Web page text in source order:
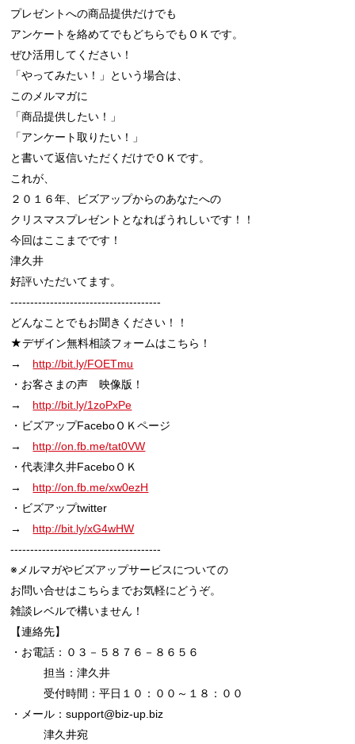
プレゼントへの商品提供だけでも
アンケートを絡めてでもどちらでもＯＫです。
ぜひ活用してください！
「やってみたい！」という場合は、
このメルマガに
「商品提供したい！」
「アンケート取りたい！」
と書いて返信いただくだけでＯＫです。
これが、
２０１６年、ビズアップからのあなたへの
クリスマスプレゼントとなればうれしいです！！
今回はここまでです！
津久井
好評いただいてます。
--------------------------------------
どんなことでもお聞きください！！
★デザイン無料相談フォームはこちら！
→ http://bit.ly/FOETmu
・お客さまの声　映像版！
→ http://bit.ly/1zoPxPe
・ビズアップFaceboＯＫページ
→ http://on.fb.me/tat0VW
・代表津久井FaceboＯＫ
→ http://on.fb.me/xw0ezH
・ビズアップtwitter
→ http://bit.ly/xG4wHW
--------------------------------------
※メルマガやビズアップサービスについての
お問い合せはこちらまでお気軽にどうぞ。
雑談レベルで構いません！
【連絡先】
・お電話：０３－５８７６－８６５６
担当：津久井
受付時間：平日１０：００～１８：００
・メール：support@biz-up.biz
津久井宛